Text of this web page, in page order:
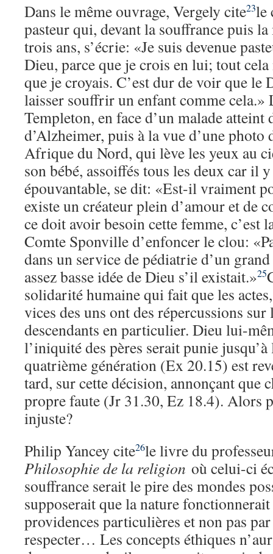
Dans le même ouvrage, Vergely cite23le
pasteur qui, devant la souffrance puis
trois ans, s’écrie: «Je suis devenue
Dieu, parce que je crois en lui; tout cela
que je croyais. C’est dur de voir que le
laisser souffrir un enfant comme cela.»
Templeton, en face d’un malade atteint
d’Alzheimer, puis à la vue d’une photo
Afrique du Nord, qui lève les yeux au
son bébé, assoiffés tous les deux car il
épouvantable, se dit: «Est-il vraiment
existe un créateur plein d’amour et de
ce doit avoir besoin cette femme, c’est
Comte Sponville d’enfoncer le clou:
dans un service de pédiatrie d’un
assez basse idée de Dieu s’il existait.»25
solidarité humaine qui fait que les
vices des uns ont des répercussions sur
descendants en particulier. Dieu lui-
l’iniquité des pères serait punie
quatrième génération (Ex 20.15) est
tard, sur cette décision, annonçant que
propre faute (Jr 31.30, Ez 18.4). Alors
injuste?
Philip Yancey cite26le livre du
Philosophie de la religion où celui-ci
souffrance serait le pire des mondes
supposerait que la nature
providences particulières et non pas
respecter… Les concepts éthiques